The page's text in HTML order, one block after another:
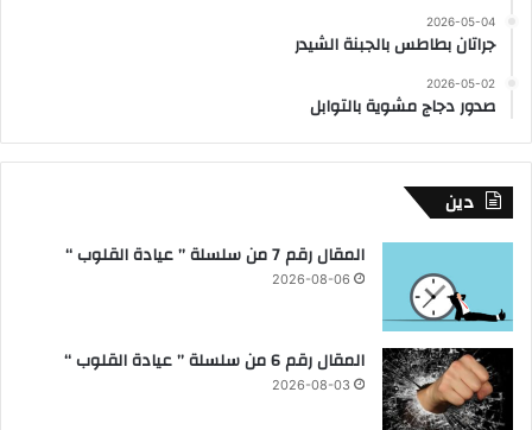
2026-05-04
جراتان بطاطس بالجبنة الشيدر
2026-05-02
صدور دجاج مشوية بالتوابل
دين
المقال رقم 7 من سلسلة ” عيادة القلوب “
2026-08-06
المقال رقم 6 من سلسلة ” عيادة القلوب “
2026-08-03